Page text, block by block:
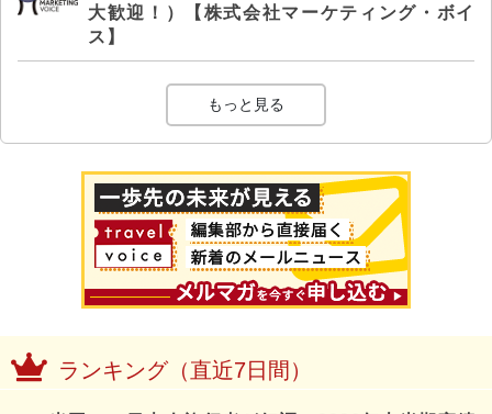
大歓迎！）【株式会社マーケティング・ボイ
ス】
もっと見る
ランキング（直近7日間）